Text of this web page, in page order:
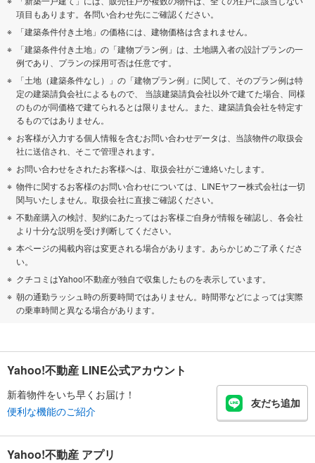
項目もあります。各問い合わせ先にご確認ください。
「建築条件付き土地」の価格には、建物価格は含まれません。
「建築条件付き土地」の「建物プラン例」は、土地購入者の設計プランの一
例であり、プランの採用可否は任意です。
「土地（建築条件なし）」の「建物プラン例」に関して、そのプラン例は特
定の建築請負会社によるもので、 当該建築請負会社以外で建てた場合、同様
のものが同価格で建てられるとは限りません。また、建築請負会社を特定す
るものではありません。
お客様が入力する個人情報を含むお問い合わせデータは、当該物件の取扱会
社に送信され、そこで管理されます。
お問い合わせをされたお客様へは、取扱会社がご連絡いたします。
物件に関するお客様のお問い合わせについては、LINEヤフー株式会社は一切
関与いたしません。取扱会社に直接ご確認ください。
不動産購入の検討、契約にあたってはお客様ご自身が情報を確認し、各会社
より十分な説明を受け判断してください。
本ページの掲載内容は変更される場合があります。あらかじめご了承くださ
い。
クチコミはYahoo!不動産が独自で収集したものを表示しています。
朝の通勤ラッシュ時の所要時間ではありません。時間帯などによっては実際
の乗車時間と異なる場合があります。
Yahoo!不動産 LINE公式アカウント
新着物件をいち早くお届け！
便利な機能のご紹介
友だち追加
Yahoo!不動産 アプリ